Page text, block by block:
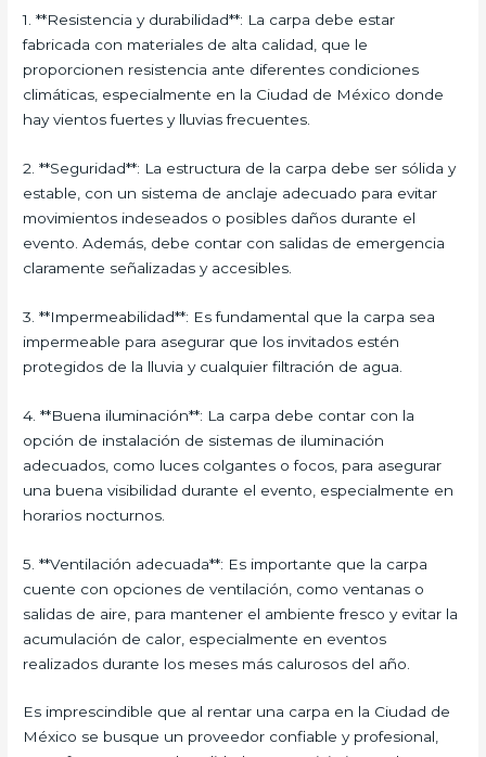
1. **Resistencia y durabilidad**: La carpa debe estar
fabricada con materiales de alta calidad, que le
proporcionen resistencia ante diferentes condiciones
climáticas, especialmente en la Ciudad de México donde
hay vientos fuertes y lluvias frecuentes.
2. **Seguridad**: La estructura de la carpa debe ser sólida y
estable, con un sistema de anclaje adecuado para evitar
movimientos indeseados o posibles daños durante el
evento. Además, debe contar con salidas de emergencia
claramente señalizadas y accesibles.
3. **Impermeabilidad**: Es fundamental que la carpa sea
impermeable para asegurar que los invitados estén
protegidos de la lluvia y cualquier filtración de agua.
4. **Buena iluminación**: La carpa debe contar con la
opción de instalación de sistemas de iluminación
adecuados, como luces colgantes o focos, para asegurar
una buena visibilidad durante el evento, especialmente en
horarios nocturnos.
5. **Ventilación adecuada**: Es importante que la carpa
cuente con opciones de ventilación, como ventanas o
salidas de aire, para mantener el ambiente fresco y evitar la
acumulación de calor, especialmente en eventos
realizados durante los meses más calurosos del año.
Es imprescindible que al rentar una carpa en la Ciudad de
México se busque un proveedor confiable y profesional,